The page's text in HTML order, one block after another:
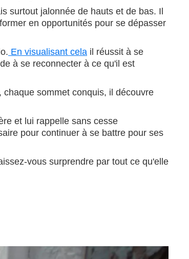
surtout jalonnée de hauts et de bas. Il
en opportunités pour se dépasser
En visualisant cela il réussit à se
à se reconnecter à ce qu'il est
sommet conquis, il découvre
et lui rappelle sans cesse
pour continuer à se battre pour ses
vous surprendre par tout ce qu'elle